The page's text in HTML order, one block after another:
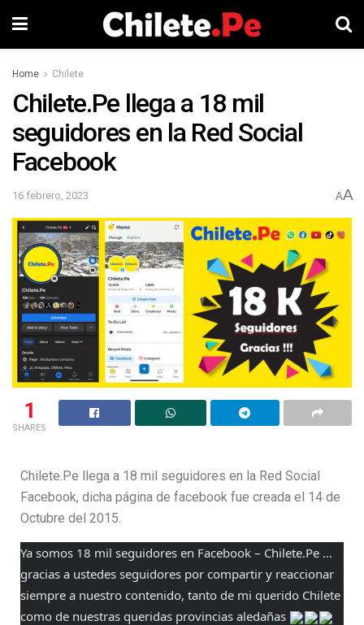
Home Chilete
Chilete.Pe llega a 18 mil
seguidores en la Red Social
Facebook
16 febrero, 2023 AA
1
SHARES
Chilete.Pe llega a 18 mil seguidores en la Red Social
Facebook, dicha página de facebook fue creada el 14 de
Octubre del 2015.
Ya somos 18 mil seguidores en Facebook – Chilete.Pe …
gracias a ustedes seguidores por compartir y reaccionar
siempre a nuestro contenido, tanto de mi querido Chilete
como de nuestras queridas provincias aledañas